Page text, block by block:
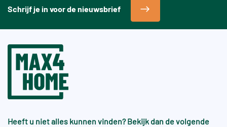
Schrijf je in voor de nieuwsbrief
Heeft u niet alles kunnen vinden? Bekijk dan de volgende